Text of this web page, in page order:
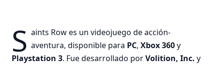
S aints Row es un videojuego de acción-
aventura, disponible para PC,Xbox360y
Playstation 3. Fue desarrollado porVolition, Inc. y